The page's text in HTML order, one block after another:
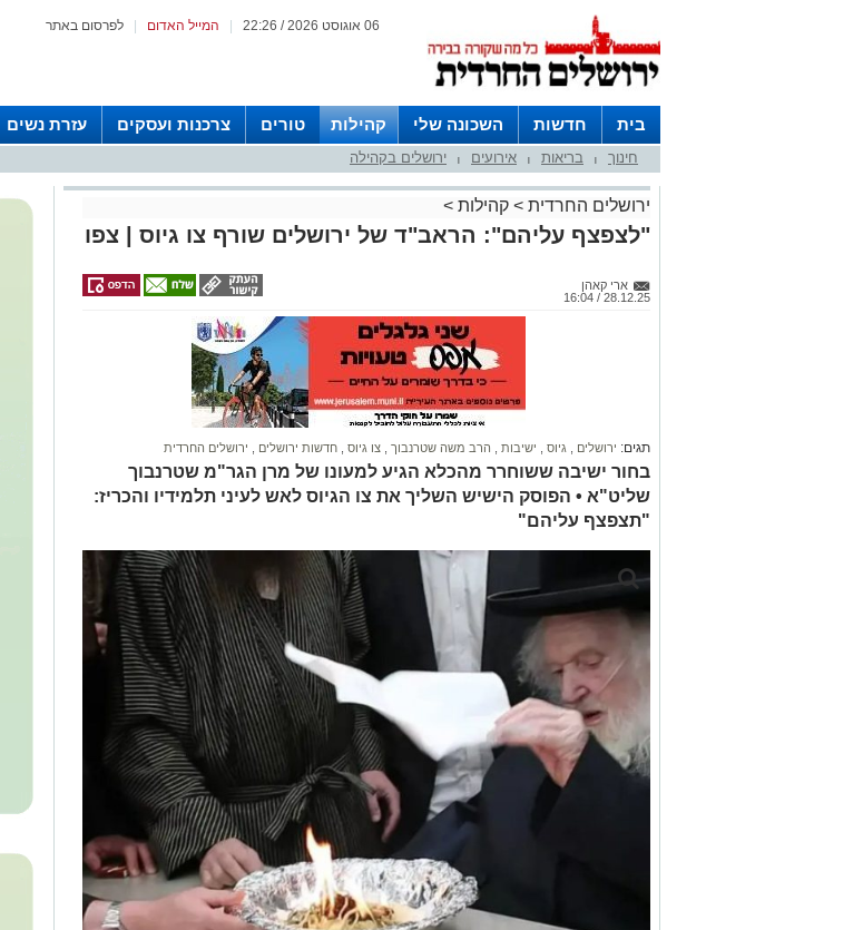
לפרסום באתר המייל האדום 06 אוגוסט 2026 / 22:26
בית חדשות השכונה שלי קהילות טורים צרכנות ועסקים עזרת נשים
חצרות
חינוך בריאות אירועים ירושלים בקהילה
ירושלים החרדית > קהילות >
"לצפצף עליהם": הראב"ד של ירושלים שורף צו גיוס | צפו
ארי קאהן
28.12.25 / 16:04
תגים: ירושלים גיוס ישיבות הרב משה שטרנבוך צו גיוס חדשות ירושלים ירושלים החרדית
בחור ישיבה ששוחרר מהכלא הגיע למעונו של מרן הגר"מ שטרנבוך
שליט"א • הפוסק הישיש השליך את צו הגיוס לאש לעיני תלמידיו והכריז:
"תצפצף עליהם"